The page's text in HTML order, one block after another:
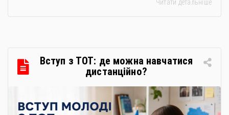
закупівлях: як сформувати вимоги та обрати безпечну і
Читати детальніше
Вступ з ТОТ: де можна навчатися
дистанційно?